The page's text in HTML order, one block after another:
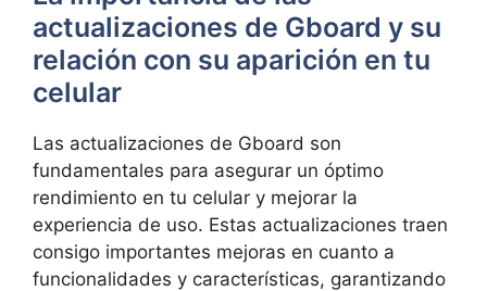
actualizaciones ‌de​ Gboard y su
relación con⁤ su aparición en tu
celular
Las‍ actualizaciones⁢ de⁤ Gboard son
fundamentales para⁣ asegurar un óptimo
rendimiento ⁣en tu celular y mejorar​ la
experiencia⁤ de uso. Estas actualizaciones traen‌
consigo importantes mejoras en cuanto ‌a
funcionalidades y características, garantizando